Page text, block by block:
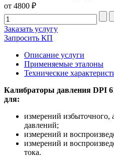
от 4800 ₽
Заказать услугу
Запросить КП
Описание услуги
Применяемые эталоны
Технические
Калибраторы давления DPI
для:
измерений избыточного,
давлений;
измерений и
измерений и
тока.